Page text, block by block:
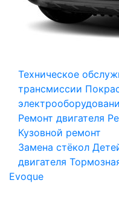
Техническое
трансмиссии
Ремонт двигателя
Кузовной ремонт
Замена стёкол
двигателя
Evoque